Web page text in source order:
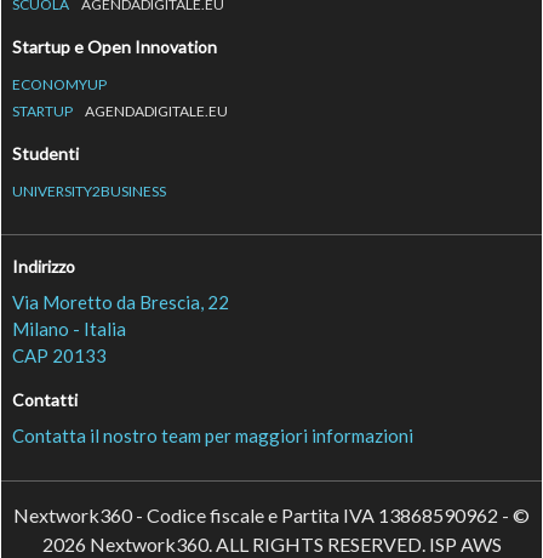
SCUOLA AGENDADIGITALE.EU
Startup e Open Innovation
ECONOMYUP
STARTUP
AGENDADIGITALE.EU
Studenti
UNIVERSITY2BUSINESS
Indirizzo
Via Moretto da Brescia, 22
Milano - Italia
CAP 20133
Contatti
Contatta il nostro team per maggiori informazioni
Nextwork360 - Codice fiscale e Partita IVA 13868590962 - ©
2026 Nextwork360. ALL RIGHTS RESERVED. ISP AWS